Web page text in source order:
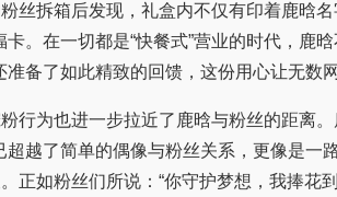
拆箱后发现，礼盒内不仅有印着鹿晗名
。在一切都是“快餐式”营业的时代，鹿
备了如此精致的回馈，这份用心让无数
为也进一步拉近了鹿晗与粉丝的距离。
越了简单的偶像与粉丝关系，更像是一
正如粉丝们所说：“你守护梦想，我捧花